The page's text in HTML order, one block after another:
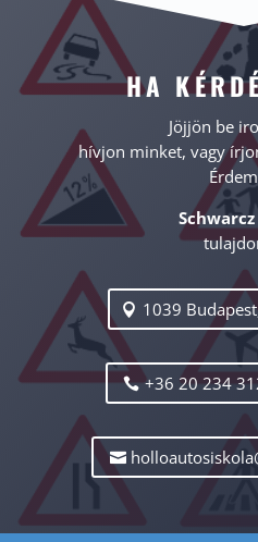
HA
Jöjjön be
hívjon minket, vagy
1039
+36 20 234